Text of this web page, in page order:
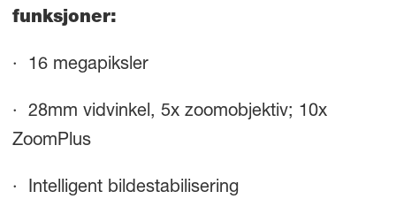
funksjoner:
· 16 megapiksler
· 28mm vidvinkel, 5x zoomobjektiv; 10x
ZoomPlus
· Intelligent bildestabilisering